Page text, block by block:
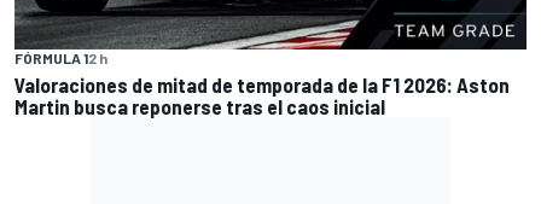
FÓRMULA 12 h
Valoraciones de mitad de temporada de la F1 2026: Aston
Martin busca reponerse tras el caos inicial